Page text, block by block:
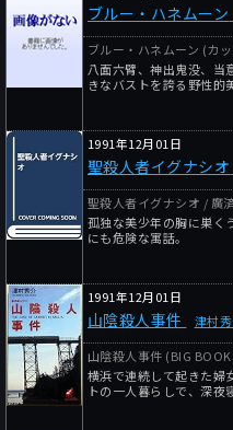
ブルー・ハネムーン
ブルー・ハネムーン (カ
八面六臂、神出鬼没、
きなバストを誇る野性的
1991年12月01日
聖殺人者イグナシオ
聖殺人者イグナシオ / 廣
孤独な美少年の胸に巣く
にも危険な寓話。
1991年12月01日
山陰殺人事件 津村
山陰殺人事件 (BIG
横浜で連続して起きた婦
トの一人暮らしで、深夜